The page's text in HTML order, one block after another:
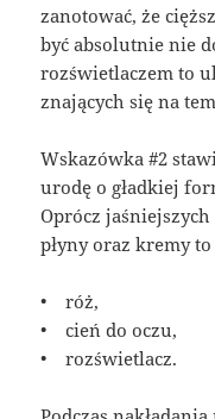
zanotować, że
być absolutnie nie
rozświetlaczem to
znających się na
Wskazówka #2
urodę o gładkiej
Oprócz
płyny oraz kremy to
• róż,
• cień do oczu,
• rozświetlacz.